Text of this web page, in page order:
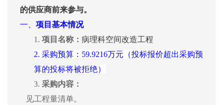
的供应商前来参与。
一、 项目基本情况
1. 项目名称： 病理科空间改造工程
2. 采购预算： 59.9216万元（投标报价超出采购预
算的投标将被拒绝）
3. 采购内容：
见工程量清单。